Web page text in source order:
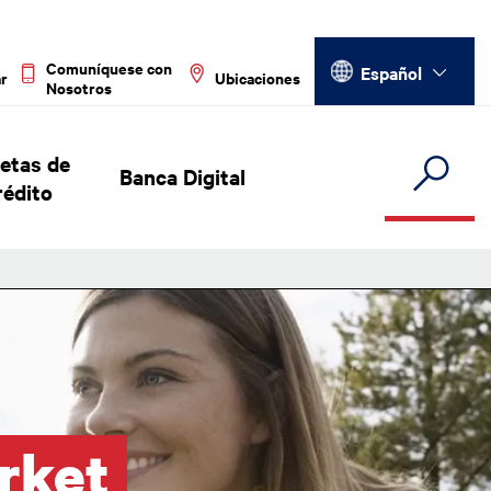
Comuníquese con
Nosotros
Ubicaciones
Select your language
Español
de
Banca Digital